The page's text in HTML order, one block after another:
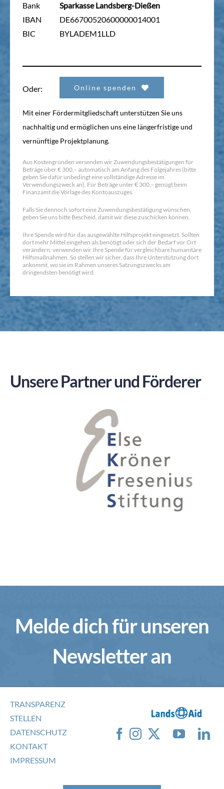
Bank
IBAN
BIC
Sparkasse Landsberg-Dießen
DE66700520600000014001
BYLADEM1LLD
Oder: Online spenden
Mit einer Fördermitgliedschaft unterstützen Sie uns
nachhaltig und ermöglichen uns eine längerfristige und
vernünftige Projektplanung.
Aus Kostengründen versenden wir Zuwendungsbestätigungen für
Beträge über € 300,– automatisch am Anfang des Folgejahres (bitte
geben Sie dafür unbedingt eine vollständige Adresse im
Verwendungszweck an). Für Beträge unter € 300,– genügt beim
Finanzamt die Vorlage des Kontoauszuges.
Falls Sie dennoch sofort eine Zuwendungsbestätigung wünschen,
geben Sie uns bitte Bescheid, damit wir diese zuschicken können.
Ihre Spende wird für das ausgewählte Hilfsprojekt eingesetzt. Sollten
dort mehr Mittel eingehen als benötigt oder sich der Bedarf vor Ort
verändern, verwenden wir Ihre Spende für vergleichbare humanitäre
Hilfsmaßnahmen. So stellen wir sicher, dass Ihre Unterstützung dort
ankommt, wo sie im Rahmen unseres Satzungszwecks am
dringendsten benötigt wird.
Unsere Partner und Förderer
Melde dich für unseren
Newsletter an
TRANSPARENZ
STELLEN
DATENSCHUTZ
KONTAKT
IMPRESSUM